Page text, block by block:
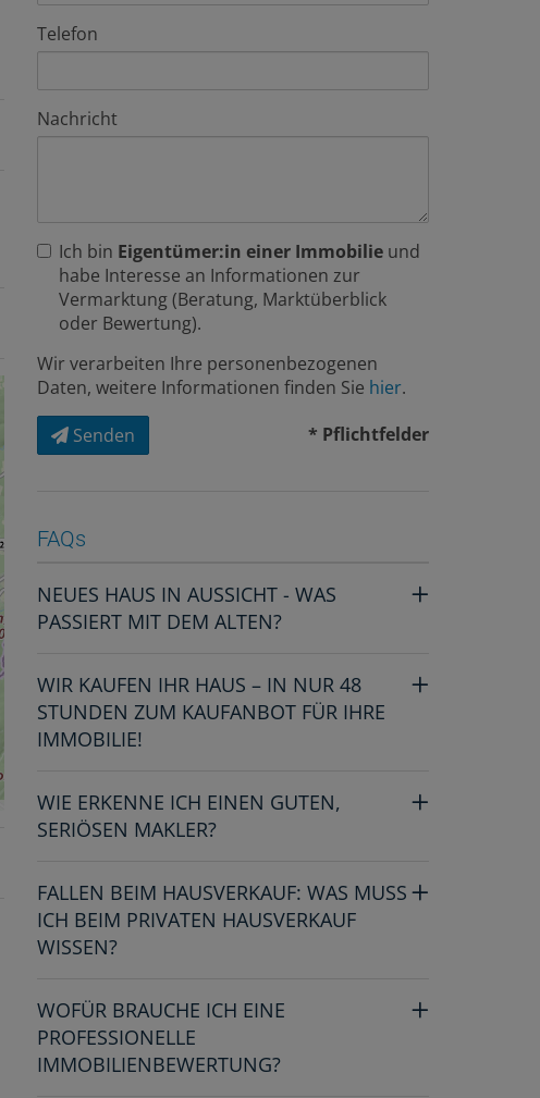
Telefon
Nachricht
Ich bin Eigentümer:in einer Immobilie und
habe Interesse an Informationen zur
Vermarktung (Beratung, Marktüberblick
oder Bewertung).
Wir verarbeiten Ihre personenbezogenen
Daten, weitere Informationen finden Sie hier.
Senden
* Pflichtfelder
FAQs
NEUES HAUS IN AUSSICHT - WAS
PASSIERT MIT DEM ALTEN?
WIR KAUFEN IHR HAUS – IN NUR 48
STUNDEN ZUM KAUFANBOT FÜR IHRE
IMMOBILIE!
WIE ERKENNE ICH EINEN GUTEN,
SERIÖSEN MAKLER?
FALLEN BEIM HAUSVERKAUF: WAS MUSS
ICH BEIM PRIVATEN HAUSVERKAUF
WISSEN?
WOFÜR BRAUCHE ICH EINE
PROFESSIONELLE
IMMOBILIENBEWERTUNG?